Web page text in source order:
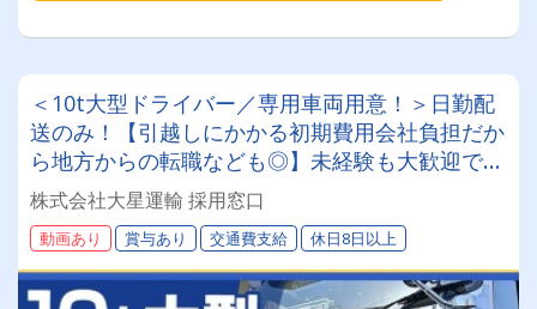
＜10t大型ドライバー／専用車両用意！＞日勤配
送のみ！【引越しにかかる初期費用会社負担だか
ら地方からの転職なども◎】未経験も大歓迎です
◎20～50代が活躍中！女性ドライバーも現役で
活躍中！大手取引先が多数なので、長期安定して
働けます！
株式会社大星運輸 採用窓口
動画あり 賞与あり 交通費支給 休日8日以上